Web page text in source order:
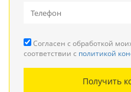
Прием кабеля
Резка металла
Демонтаж
Согласен с обработкой
соответствии с политикой
Получить